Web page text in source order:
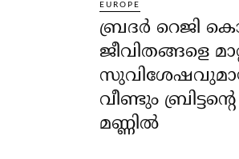
EUROPE
ബ്രദർ റെജി
ജീവിതങ്ങളെ
വീണ്ടും ബ്രിട്ടന്റെ
മണ്ണിൽ